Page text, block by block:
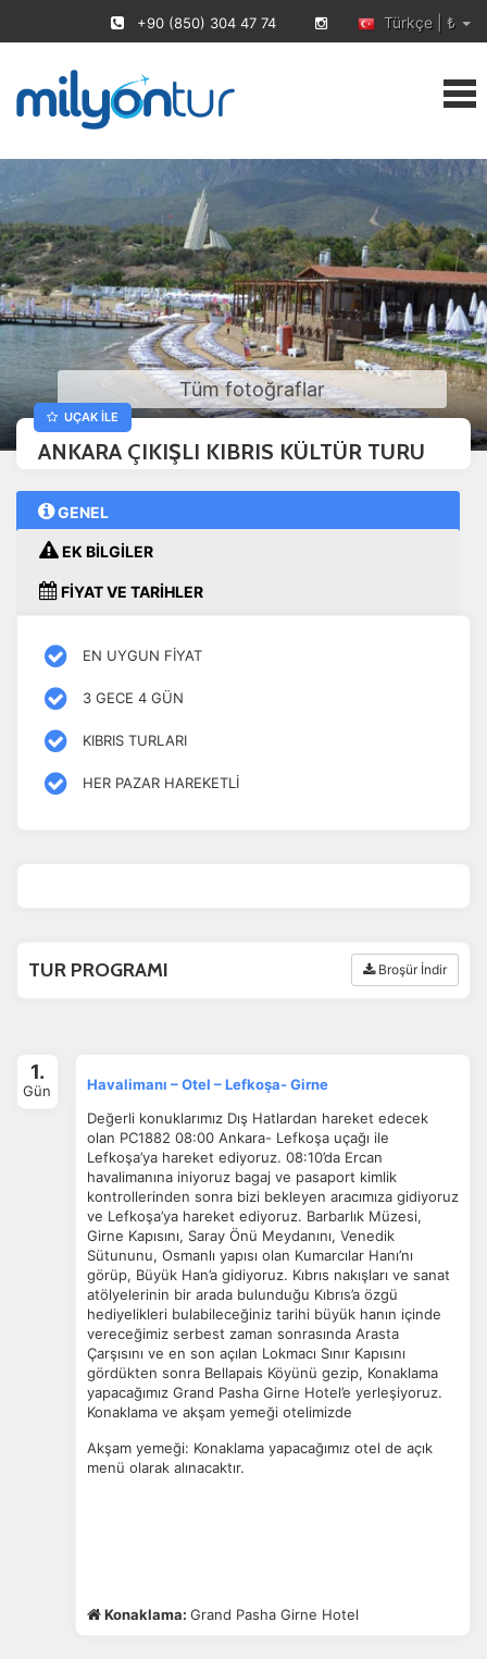
+90 (850) 304 47 74 Türkçe | ₺
Tüm fotoğraflar
UÇAK İLE
ANKARA ÇIKIŞLI KIBRIS KÜLTÜR TURU
GENEL
EK BİLGİLER
FİYAT VE TARİHLER
EN UYGUN FİYAT
3 GECE 4 GÜN
KIBRIS TURLARI
HER PAZAR HAREKETLİ
TUR PROGRAMI Broşür İndir
1.
Gün
Havalimanı – Otel – Lefkoşa- Girne
Değerli konuklarımız Dış Hatlardan hareket edecek
olan PC1882 08:00 Ankara- Lefkoşa uçağı ile
Lefkoşa’ya hareket ediyoruz. 08:10’da Ercan
havalimanına iniyoruz bagaj ve pasaport kimlik
kontrollerinden sonra bizi bekleyen aracımıza gidiyoruz
ve Lefkoşa’ya hareket ediyoruz. Barbarlık Müzesi,
Girne Kapısını, Saray Önü Meydanını, Venedik
Sütununu, Osmanlı yapısı olan Kumarcılar Hanı’nı
görüp, Büyük Han’a gidiyoruz. Kıbrıs nakışları ve sanat
atölyelerinin bir arada bulunduğu Kıbrıs’a özgü
hediyelikleri bulabileceğiniz tarihi büyük hanın içinde
vereceğimiz serbest zaman sonrasında Arasta
Çarşısını ve en son açılan Lokmacı Sınır Kapısını
gördükten sonra Bellapais Köyünü gezip, Konaklama
yapacağımız Grand Pasha Girne Hotel’e yerleşiyoruz.
Konaklama ve akşam yemeği otelimizde
Akşam yemeği: Konaklama yapacağımız otel de açık
menü olarak alınacaktır.
Konaklama: Grand Pasha Girne Hotel